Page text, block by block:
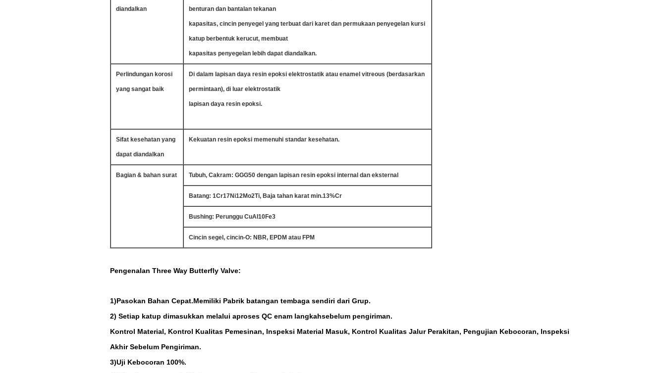
diandalkan benturan dan bantalan tekanan
kapasitas, cincin penyegel yang terbuat dari karet dan permukaan penyegelan kursi
katup berbentuk kerucut, membuat
kapasitas penyegelan lebih dapat diandalkan.
Perlindungan korosi
yang sangat baik
Di dalam lapisan daya resin epoksi elektrostatik atau enamel vitreous (berdasarkan
permintaan), di luar elektrostatik
lapisan daya resin epoksi.
Sifat kesehatan yang
dapat diandalkan
Kekuatan resin epoksi memenuhi standar kesehatan.
Bagian & bahan surat Tubuh, Cakram: GGG50 dengan lapisan resin epoksi internal dan eksternal
Batang: 1Cr17Ni12Mo2Ti, Baja tahan karat min.13%Cr
Bushing: Perunggu CuAI10Fe3
Cincin segel, cincin-O: NBR, EPDM atau FPM
Pengenalan Three Way Butterfly Valve:
1)Pasokan Bahan Cepat.Memiliki Pabrik batangan tembaga sendiri dari Grup.
2) Setiap katup dimasukkan melalui aproses QC enam langkahsebelum pengiriman.
Kontrol Material, Kontrol Kualitas Pemesinan, Inspeksi Material Masuk, Kontrol Kualitas Jalur Perakitan, Pengujian Kebocoran, Inspeksi
Akhir Sebelum Pengiriman.
3)Uji Kebocoran 100%.